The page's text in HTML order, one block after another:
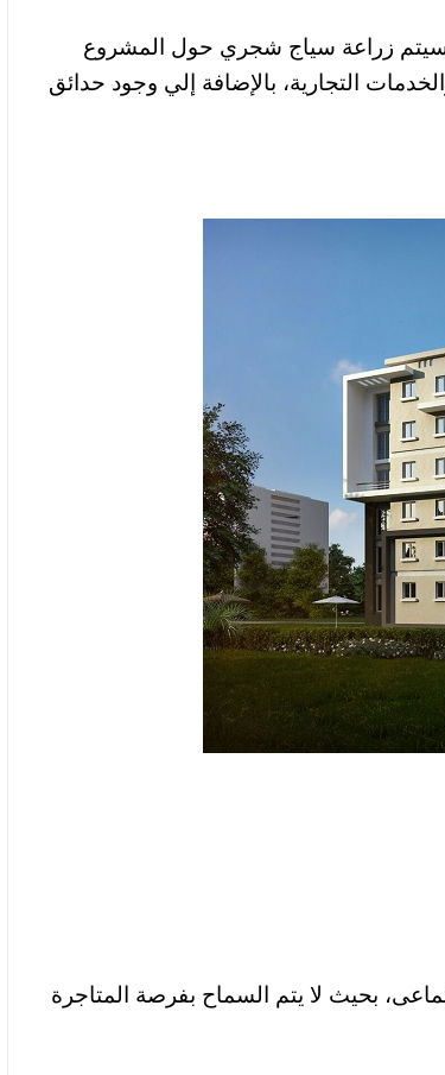
زراعة سياج شجري حول المشروع
التجارية، بالإضافة إلي وجود حدائق
بحيث لا يتم السماح بفرصة المتاجرة